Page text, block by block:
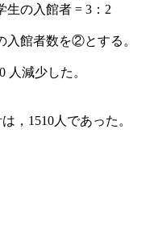
の入館者 = 3：2
入館者数を②とする。
減少した。
，1510人であった。